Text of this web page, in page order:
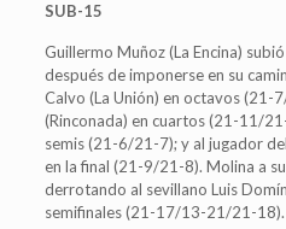
SUB-15
Guillermo Muñoz (La Encina)
después de imponerse en su
Calvo (La Unión) en octavos (21-
(Rinconada) en cuartos (21-11/
semis (21-6/21-7); y al jugador
en la final (21-9/21-8). Molina a
derrotando al sevillano Luis
semifinales (21-17/13-21/21-18).